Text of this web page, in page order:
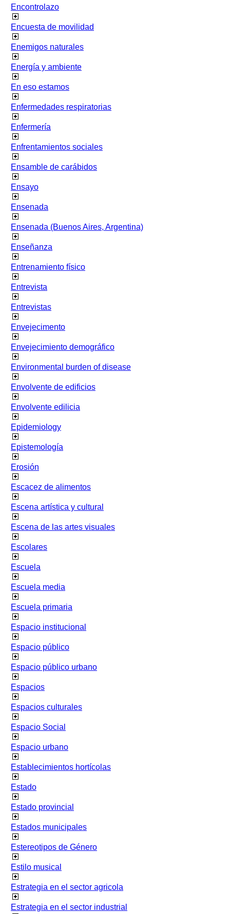
Encontrolazo
Encuesta de movilidad
Enemigos naturales
Energía y ambiente
En eso estamos
Enfermedades respiratorias
Enfermería
Enfrentamientos sociales
Ensamble de carábidos
Ensayo
Ensenada
Ensenada (Buenos Aires, Argentina)
Enseñanza
Entrenamiento físico
Entrevista
Entrevistas
Envejecimento
Envejecimiento demográfico
Environmental burden of disease
Envolvente de edificios
Envolvente edilicia
Epidemiology
Epistemología
Erosión
Escacez de alimentos
Escena artística y cultural
Escena de las artes visuales
Escolares
Escuela
Escuela media
Escuela primaria
Espacio institucional
Espacio público
Espacio público urbano
Espacios
Espacios culturales
Espacio Social
Espacio urbano
Establecimientos hortícolas
Estado
Estado provincial
Estados municipales
Estereotipos de Género
Estilo musical
Estrategia en el sector agricola
Estrategia en el sector industrial